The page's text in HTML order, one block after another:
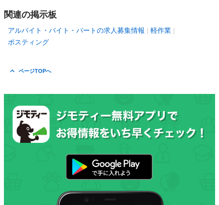
関連の掲示板
アルバイト・バイト・パートの求人募集情報
軽作業
ポスティング
ページTOPへ